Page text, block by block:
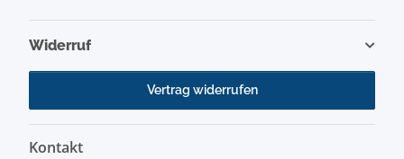
Widerruf
Vertrag widerrufen
Kontakt